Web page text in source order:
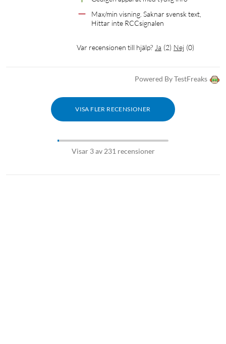
Max/min visning. Saknar svensk text,
Hittar inte RCCsignalen
Var recensionen till hjälp? Ja (2) Nej (0)
Powered By TestFreaks
VISA FLER RECENSIONER
Visar 3 av 231 recensioner